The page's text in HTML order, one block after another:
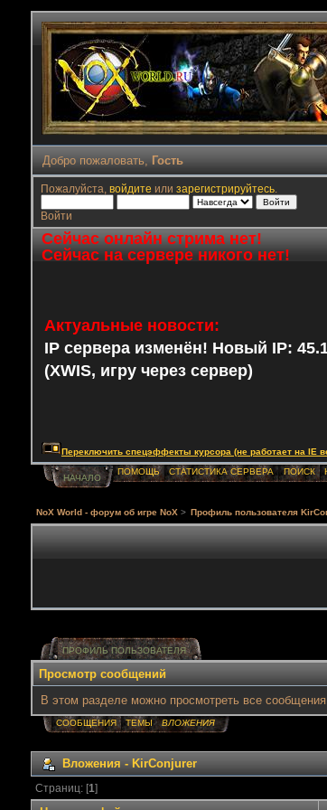
Добро пожаловать, Гость
Пожалуйста, войдите или зарегистрируйтесь.
Войти
Сейчас онлайн стрима нет!
Сейчас на сервере никого нет!
Актуальные новости:
IP сервера изменён! Новый IP:
(XWIS, игру через сервер)
Переключить спецэффекты курсора (не работает на IE
НАЧАЛО
ПОМОЩЬ СТАТИСТИКА СЕРВЕРА ПОИСК
NoX World - форум об игре NoX > Профиль пользователя
ПРОФИЛЬ ПОЛЬЗОВАТЕЛЯ
Просмотр сообщений
В этом разделе можно просмотреть все
СООБЩЕНИЯ ТЕМЫ ВЛОЖЕНИЯ
Вложения - KirConjurer
Страниц: [1]